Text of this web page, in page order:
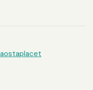
placet